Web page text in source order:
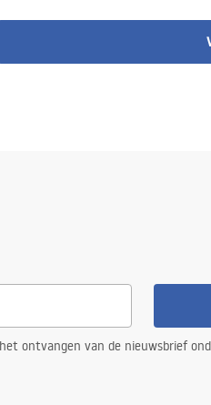
ontvangen van de nieuwsbrief